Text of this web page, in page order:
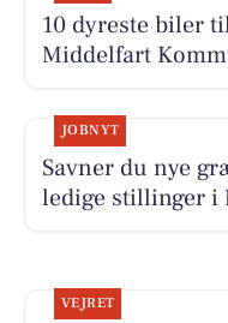
10 dyreste biler
Middelfart
JOBNYT
Savner du nye
ledige stillinger i
VEJRET